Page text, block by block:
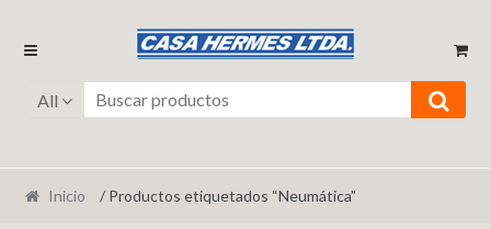
Ir
navegación
Ir
contenido
All
Inicio / Productos etiquetados “Neumática”